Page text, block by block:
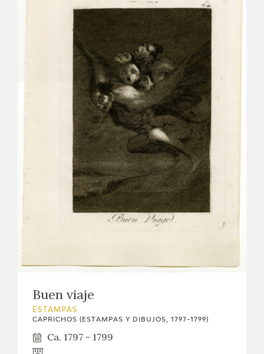
Buen viaje
ESTAMPAS
CAPRICHOS (ESTAMPAS Y DIBUJOS, 1797-1799)
Ca. 1797 - 1799